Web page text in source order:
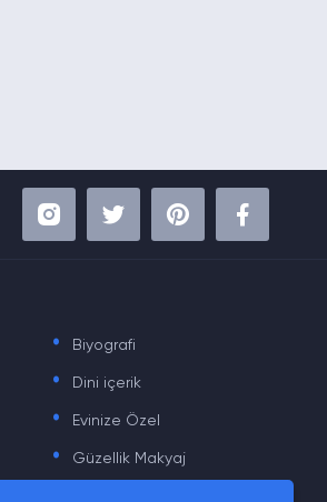
. Biyografi
. Dini içerik
. Evinize Özel
. Güzellik Makyaj
.